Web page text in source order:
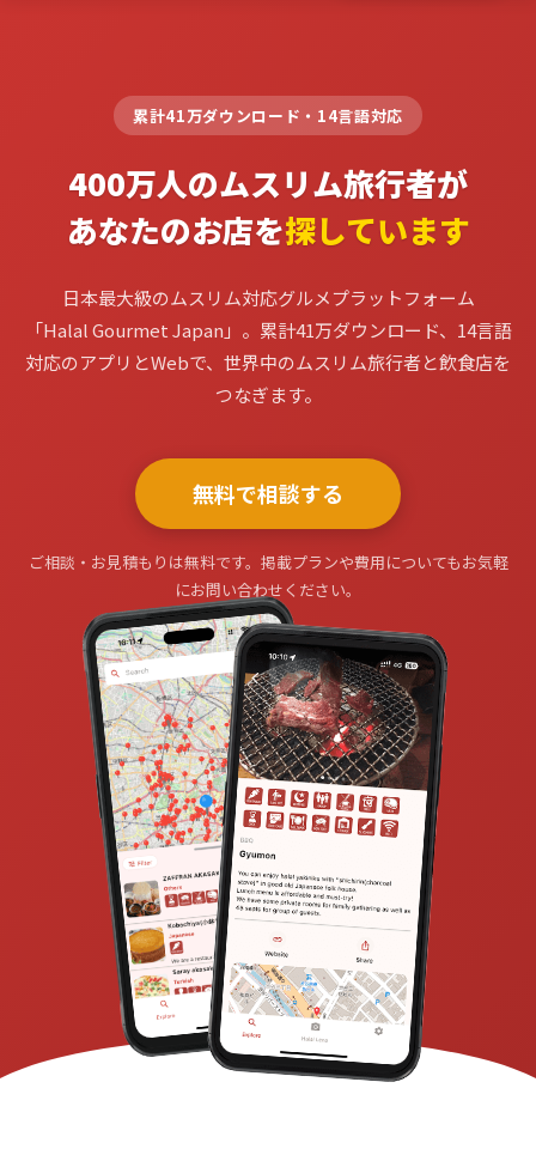
累計41万ダウンロード・14言語対応
400万人のムスリム旅行者が
あなたのお店を探しています
日本最大級のムスリム対応グルメプラットフォーム
「Halal Gourmet Japan」。 累計41万ダウンロード、14言語
対応のアプリとWebで、 世界中のムスリム旅行者と飲食店を
つなぎます。
無料で相談する
ご相談・お見積もりは無料です。掲載プランや費用についてもお気軽
にお問い合わせください。